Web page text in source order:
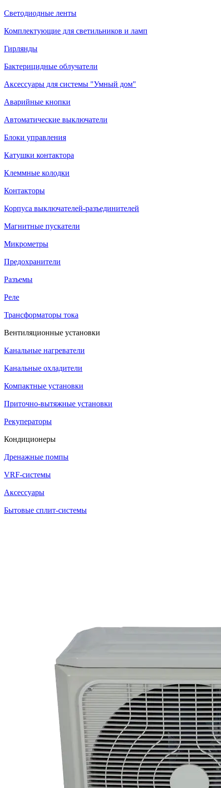
Светодиодные ленты
Комплектующие для светильников и ламп
Гирлянды
Бактерицидные облучатели
Аксессуары для системы "Умный дом"
Аварийные кнопки
Автоматические выключатели
Блоки управления
Катушки контактора
Клеммные колодки
Контакторы
Корпуса выключателей-разъединителей
Магнитные пускатели
Микрометры
Предохранители
Разъемы
Реле
Трансформаторы тока
Вентиляционные установки
Канальные нагреватели
Канальные охладители
Компактные установки
Приточно-вытяжные установки
Рекуператоры
Кондиционеры
Дренажные помпы
VRF-системы
Аксессуары
Бытовые сплит-системы